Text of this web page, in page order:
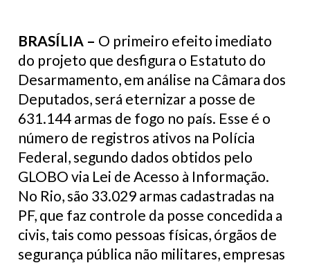
BRASÍLIA – O primeiro efeito imediato
do projeto que desfigura o Estatuto do
Desarmamento, em análise na Câmara dos
Deputados, será eternizar a posse de
631.144 armas de fogo no país. Esse é o
número de registros ativos na Polícia
Federal, segundo dados obtidos pelo
GLOBO via Lei de Acesso à Informação.
No Rio, são 33.029 armas cadastradas na
PF, que faz controle da posse concedida a
civis, tais como pessoas físicas, órgãos de
segurança pública não militares, empresas